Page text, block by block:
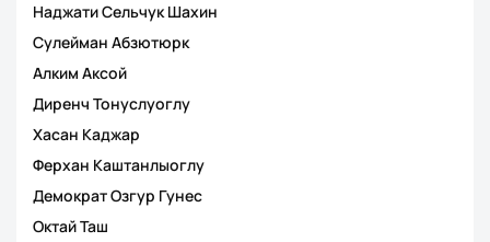
Наджати Сельчук Шахин
Сулейман Абзютюрк
Алким Аксой
Диренч Тонуслуоглу
Хасан Каджар
Ферхан Каштанлыоглу
Демократ Озгур Гунес
Октай Таш